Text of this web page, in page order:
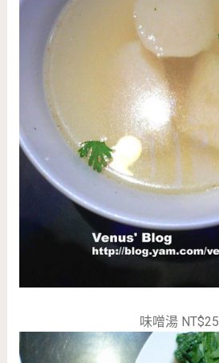
味噌湯 NT$25